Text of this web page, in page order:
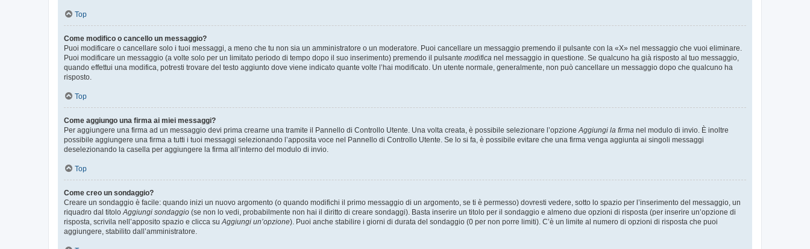
Top
Come modifico o cancello un messaggio?
Puoi modificare o cancellare solo i tuoi messaggi, a meno che tu non sia un amministratore o un moderatore. Puoi cancellare un messaggio premendo il pulsante con la «X» nel messaggio che vuoi eliminare.
Puoi modificare un messaggio (a volte solo per un limitato periodo di tempo dopo il suo inserimento) premendo il pulsante modifica nel messaggio in questione. Se qualcuno ha già risposto al tuo messaggio,
quando effettui una modifica, potresti trovare del testo aggiunto dove viene indicato quante volte l’hai modificato. Un utente normale, generalmente, non può cancellare un messaggio dopo che qualcuno ha
risposto.
Top
Come aggiungo una firma ai miei messaggi?
Per aggiungere una firma ad un messaggio devi prima crearne una tramite il Pannello di Controllo Utente. Una volta creata, è possibile selezionare l’opzione Aggiungi la firma nel modulo di invio. È inoltre
possibile aggiungere una firma a tutti i tuoi messaggi selezionando l’apposita voce nel Pannello di Controllo Utente. Se lo si fa, è possibile evitare che una firma venga aggiunta ai singoli messaggi
deselezionando la casella per aggiungere la firma all’interno del modulo di invio.
Top
Come creo un sondaggio?
Creare un sondaggio è facile: quando inizi un nuovo argomento (o quando modifichi il primo messaggio di un argomento, se ti è permesso) dovresti vedere, sotto lo spazio per l’inserimento del messaggio, un
riquadro dal titolo Aggiungi sondaggio (se non lo vedi, probabilmente non hai il diritto di creare sondaggi). Basta inserire un titolo per il sondaggio e almeno due opzioni di risposta (per inserire un’opzione di
risposta, scrivila nell’apposito spazio e clicca su Aggiungi un’opzione). Puoi anche stabilire i giorni di durata del sondaggio (0 per non porre limiti). C’è un limite al numero di opzioni di risposta che puoi
aggiungere, stabilito dall’amministratore.